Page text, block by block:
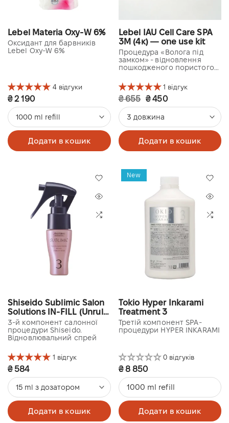
Lebel Materia Oxy-W 6%
Оксидант для барвників
Lebel Oxy-W 6%
4 відгуки
₴ 2 190
1000 ml refill
Додати в кошик
Lebel IAU Cell Care SPA
3M (4к) — one use kit
Процедура «Волога під
замком» - відновлення
пошкодженого пористого
1 відгук
₴ 655 ₴ 450
3 довжина
Додати в кошик
Shiseido Sublimic Salon
Solutions IN-FILL (Unruly
hair)
3-й компонент салонної
процедури Shiseido.
Відновлювальний спрей
1 відгук
₴ 584
15 ml з дозатором
Додати в кошик
New
Tokio Hyper Inkarami
Treatment 3
Третій компонент SPA-
процедури HYPER INKARAMI
0 відгуків
₴ 8 850
1000 ml refill
Додати в кошик